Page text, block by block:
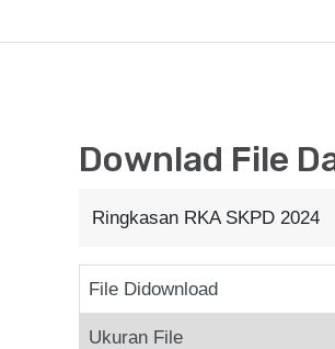
Downlad File
Ringkasan RKA SKPD 2024
File Didownload
Ukuran File